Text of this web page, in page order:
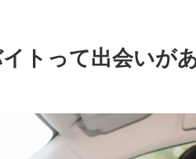
トって出会いが